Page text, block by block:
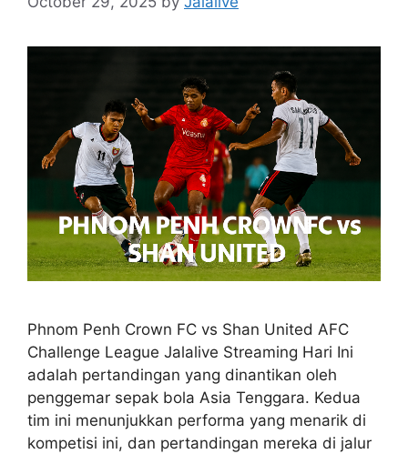
Phnom Penh Crown FC vs Shan United AFC
Challenge League Jalalive Streaming Hari Ini
adalah pertandingan yang dinantikan oleh
penggemar sepak bola Asia Tenggara. Kedua
tim ini menunjukkan performa yang menarik di
kompetisi ini, dan pertandingan mereka di jalur